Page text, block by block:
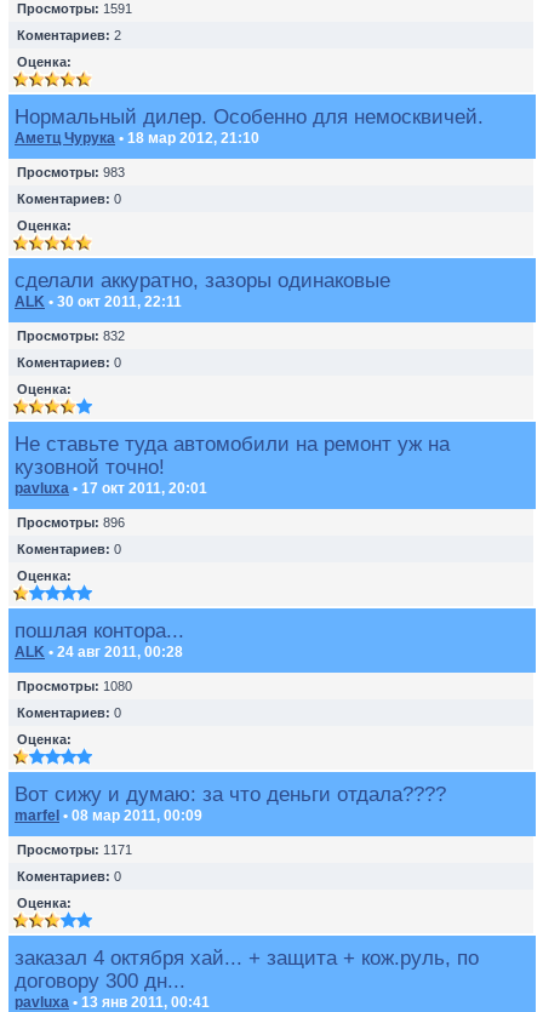
Просмотры: 1591
Коментариев: 2
Оценка:
Нормальный дилер. Особенно для немосквичей.
Аметц Чурука • 18 мар 2012, 21:10
Просмотры: 983
Коментариев: 0
Оценка:
сделали аккуратно, зазоры одинаковые
ALK • 30 окт 2011, 22:11
Просмотры: 832
Коментариев: 0
Оценка:
Не ставьте туда автомобили на ремонт уж на
кузовной точно!
pavluxa • 17 окт 2011, 20:01
Просмотры: 896
Коментариев: 0
Оценка:
пошлая контора...
ALK • 24 авг 2011, 00:28
Просмотры: 1080
Коментариев: 0
Оценка:
Вот сижу и думаю: за что деньги отдала????
marfel • 08 мар 2011, 00:09
Просмотры: 1171
Коментариев: 0
Оценка:
заказал 4 октября хай... + защита + кож.руль, по
договору 300 дн...
pavluxa • 13 янв 2011, 00:41